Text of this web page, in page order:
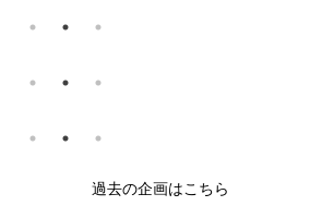
過去の企画はこちら